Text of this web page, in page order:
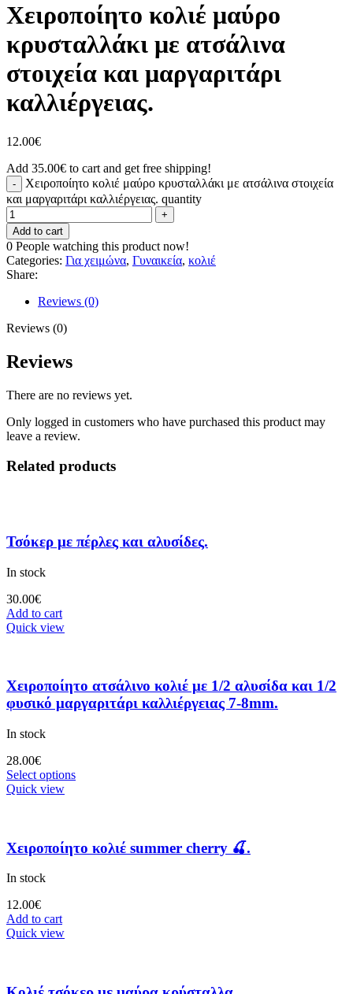
Χειροποίητο κολιέ μαύρο
κρυσταλλάκι με ατσάλινα
στοιχεία και μαργαριτάρι
καλλιέργειας.
12.00€
Add 35.00€ to cart and get free shipping!
Χειροποίητο κολιέ μαύρο κρυσταλλάκι με ατσάλινα στοιχεία
και μαργαριτάρι καλλιέργειας. quantity
Add to cart
0 People watching this product now!
Categories: Για χειμώνα, Γυναικεία, κολιέ
Share:
Reviews (0)
Reviews (0)
Reviews
There are no reviews yet.
Only logged in customers who have purchased this product may
leave a review.
Related products
Τσόκερ με πέρλες και αλυσίδες.
In stock
30.00€
Add to cart
Quick view
Χειροποίητο ατσάλινο κολιέ με 1/2 αλυσίδα και 1/2
φυσικό μαργαριτάρι καλλιέργειας 7-8mm.
In stock
28.00€
Select options
Quick view
Χειροποίητο κολιέ summer cherry 🍒.
In stock
12.00€
Add to cart
Quick view